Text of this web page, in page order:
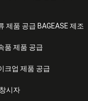
제품 공급 BAGEASE 제조
품 제품 공급
크업 제품 공급
시자